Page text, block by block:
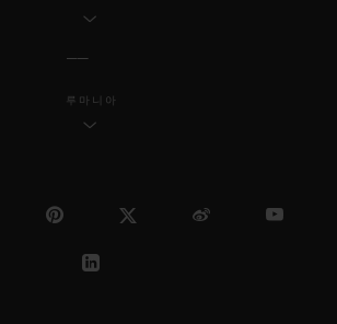
루마니아